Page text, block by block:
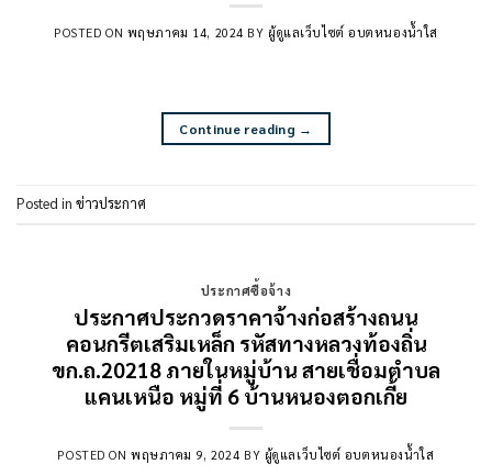
POSTED ON พฤษภาคม 14, 2024 BY ผู้ดูแลเว็บไซต์ อบตหนองน้ำใส
Continue reading →
Posted in ข่าวประกาศ
ประกาศซื้อจ้าง
ประกาศประกวดราคาจ้างก่อสร้างถนน
คอนกรีตเสริมเหล็ก รหัสทางหลวงท้องถิ่น
ขก.ถ.20218 ภายในหมู่บ้าน สายเชื่อมตำบล
แคนเหนือ หมู่ที่ 6 บ้านหนองตอกเกี้ย
POSTED ONพฤษภาคม 9, 2024 BY ผู้ดูแลเว็บไซต์ อบตหนองน้ำใส